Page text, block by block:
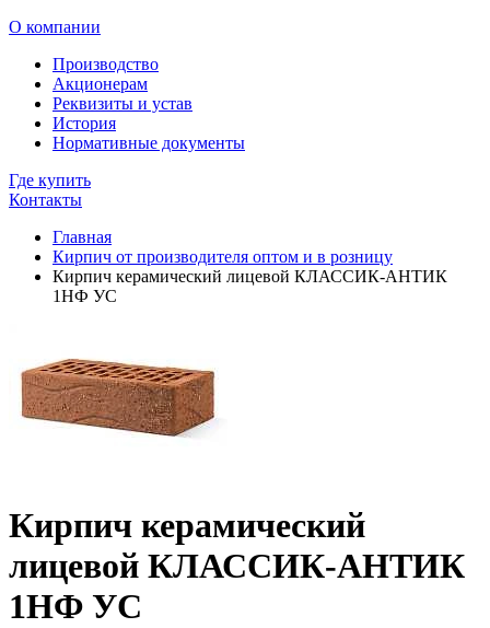
О компании
Производство
Акционерам
Реквизиты и устав
История
Нормативные документы
Где купить
Контакты
Главная
Кирпич от производителя оптом и в розницу
Кирпич керамический лицевой КЛАССИК-АНТИК
1НФ УС
Кирпич керамический
лицевой КЛАССИК-АНТИК
1НФ УС